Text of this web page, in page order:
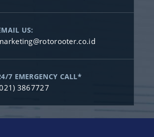
US:
7 EMERGENCY CALL*
3867727